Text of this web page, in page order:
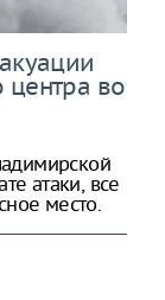
центра во
атаки, все
место.